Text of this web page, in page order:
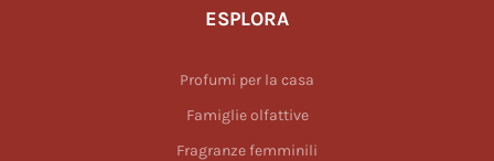
ESPLORA
Profumi per la casa
Famiglie olfattive
Fragranze femminili